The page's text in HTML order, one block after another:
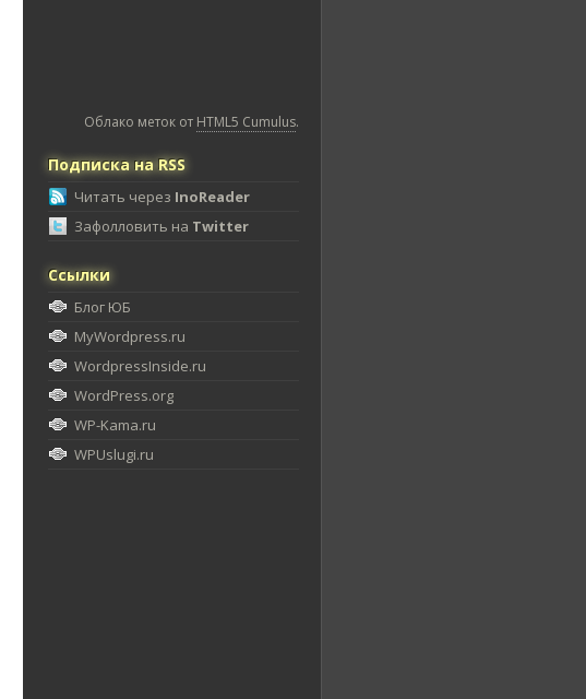
Облако меток от HTML5 Cumulus.
Подписка на RSS
Читать через InoReader
Зафолловить на Twitter
Ссылки
Блог ЮБ
MyWordpress.ru
WordpressInside.ru
WordPress.org
WP-Kama.ru
WPUslugi.ru